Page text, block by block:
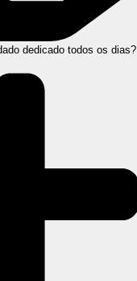
dedicado todos os dias?